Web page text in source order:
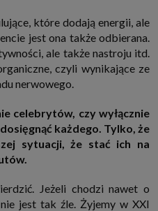
możliwość przetwarzania Twoich
przez Ciebie stronami
jest dobrowolne, nie musisz jej
do naszych usług. Masz również
lub zmiany zgody w dowolnym
czasu istnienia podstawy do ich
z Twojej strony ograniczających
do wykonania umowy, przez
przedawnienia roszczeń z niej
10 lat), a w przypadku, gdy
uzasadniony interes administratora,
sprzeciwu.
Twoje dane podwykonawcom IT,
etc. Zrobią to jedynie na
które dodają energii, ale
jest ona także odbierana.
ale także nastroju itd.
czyli wynikające ze
nerwowego.
celebrytów, czy wyłącznie
każdego. Tylko, że
sytuacji, że stać ich na
Jeżeli chodzi nawet o
jest tak źle. Żyjemy w XXI